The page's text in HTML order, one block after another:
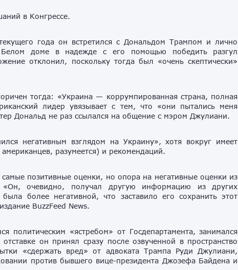
в Конгрессе.
года он встретился с Дональдом Трампом и лично
Белом доме в надежде с его помощью победить разгул
отклонил, поскольку тогда был «очень скептически»
тогда: «Украина — коррумпированная страна, полная
лидер увязывает с тем, что «они пытались меня
Дональд не раз ссылался на общение с мэром Джулиани.
негативным взглядом на Украину», хотя вокруг имеет
разумеется) и рекомендаций.
позитивные оценки, но опора на негативные оценки из
очевидно, получал другую информацию из других
более негативной, что заставило его сохранить этот
BuzzFeed News.
политическим «ястребом» от Госдепартамента, занимался
он принял сразу после озвученной в пространство
«сдержать вред» от адвоката Трампа Руди Джулиани,
против бывшего вице-президента Джозефа Байдена и